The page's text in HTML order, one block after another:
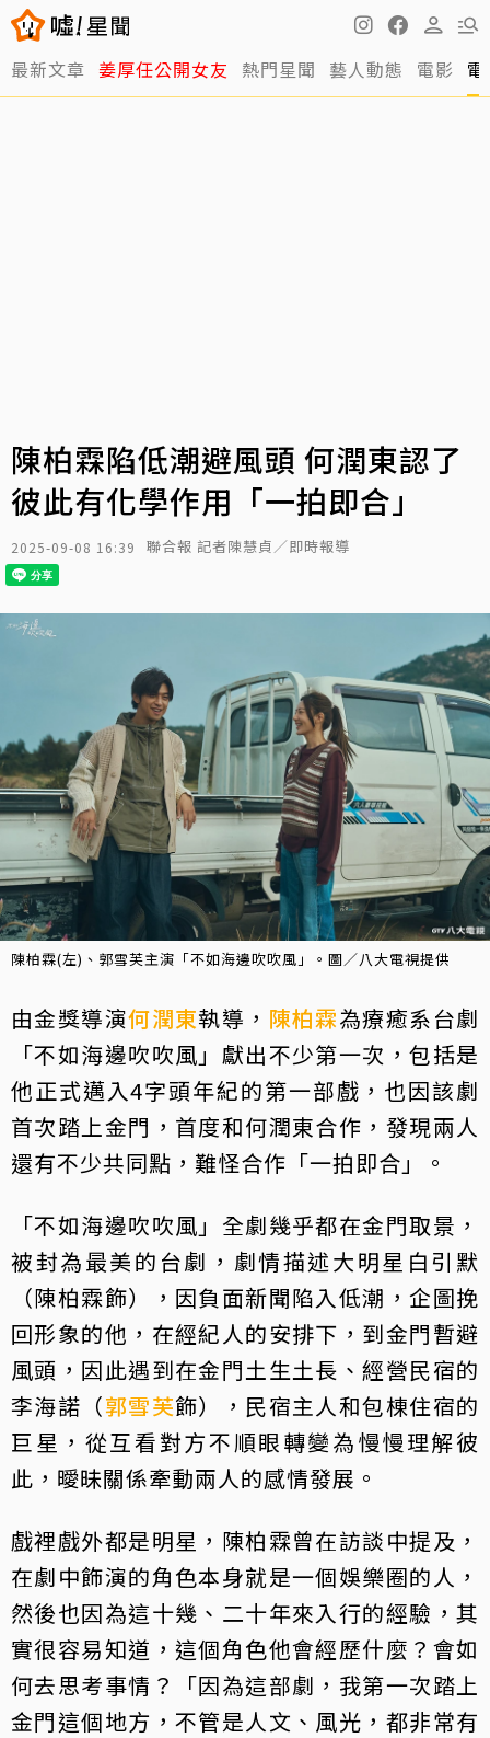
最新文章 姜厚任公開女友 熱門星聞 藝人動態 電影
陳柏霖陷低潮避風頭 何潤東認了
彼此有化學作用「一拍即合」
2025-09-08 16:39 聯合報 記者陳慧貞／即時報導
陳柏霖(左)、郭雪芙主演「不如海邊吹吹風」。圖／八大電視提供
由金獎導演何潤東執導， 陳柏霖為療癒系台劇
「不如海邊吹吹風」獻出不少第一次，包括是
他正式邁入4字頭年紀的第一部戲，也因該劇
首次踏上金門，首度和何潤東合作，發現兩人
還有不少共同點，難怪合作「一拍即合」。
「不如海邊吹吹風」全劇幾乎都在金門取景，
被封為最美的台劇，劇情描述大明星白引默
（陳柏霖飾），因負面新聞陷入低潮，企圖挽
回形象的他，在經紀人的安排下，到金門暫避
風頭，因此遇到在金門土生土長、經營民宿的
李海諾（郭雪芙飾），民宿主人和包棟住宿的
巨星，從互看對方不順眼轉變為慢慢理解彼
此，曖昧關係牽動兩人的感情發展。
戲裡戲外都是明星，陳柏霖曾在訪談中提及，
在劇中飾演的角色本身就是一個娛樂圈的人，
然後也因為這十幾、二十年來入行的經驗，其
實很容易知道，這個角色他會經歷什麼？會如
何去思考事情？「因為這部劇，我第一次踏上
金門這個地方，不管是人文、風光，都非常有